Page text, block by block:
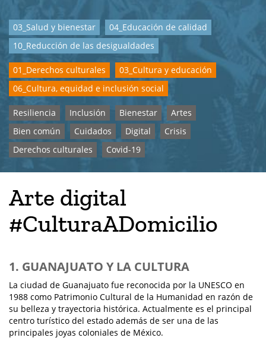
03_Salud y bienestar
04_Educación de calidad
10_Reducción de las desigualdades
01_Derechos culturales
03_Cultura y educación
06_Cultura, equidad e inclusión social
Resiliencia Inclusión Bienestar
Artes
Bien común
Cuidados Digital
Crisis
Derechos culturales
Covid-19
Arte digital
#CulturaADomicilio
1. GUANAJUATO Y LA CULTURA
La ciudad de Guanajuato fue reconocida por la UNESCO en
1988 como Patrimonio Cultural de la Humanidad en razón de
su belleza y trayectoria histórica. Actualmente es el principal
centro turístico del estado además de ser una de las
principales joyas coloniales de México.